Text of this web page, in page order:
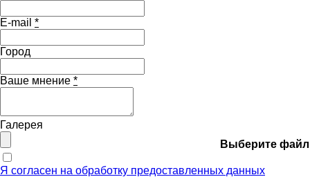
E-mail *
Город
Ваше мнение *
Галерея
Выберите файл
Я согласен на обработку предоставленных данных